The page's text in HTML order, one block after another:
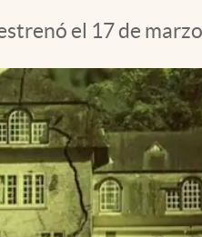
el 17 de